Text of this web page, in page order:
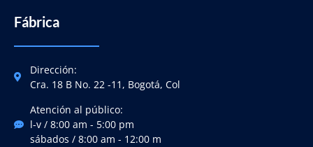
Fábrica
Dirección:
Cra. 18 B No. 22 -11, Bogotá, Col
Atención al público:
l-v / 8:00 am - 5:00 pm
sábados / 8:00 am - 12:00 m